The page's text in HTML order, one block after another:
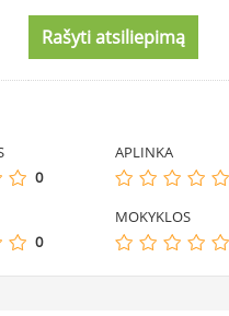
Rašyti atsiliepimą
0
APLINKA
0
MOKYKLOS